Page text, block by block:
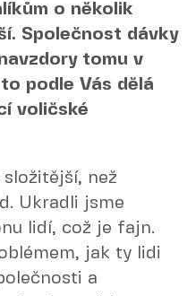
o několik
Společnost dávky
tomu v
podle Vás dělá
voličské
než
Ukradli jsme
lidí, což je fajn.
jak ty lidi
a